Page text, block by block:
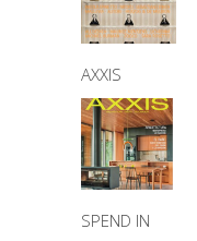
AXXIS
SPEND IN